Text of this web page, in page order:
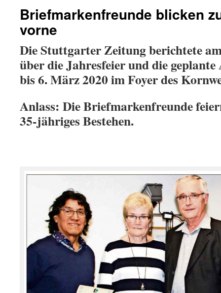
Briefmarkenfreunde blicken
vorne
Die Stuttgarter Zeitung berichtete
über die Jahresfeier und die
bis 6. März 2020 im Foyer des
Anlass: Die Briefmarkenfreunde
35-jähriges Bestehen.